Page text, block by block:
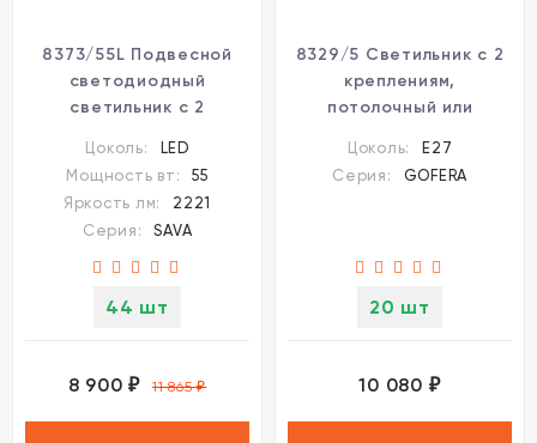
8373/55L Подвесной
светодиодный
светильник с 2
кольцами 55Вт 2221Лм
3000;4000;6000К 220V
Lumion SAVA
Цоколь:
LED
Мощность вт:
55
Яркость лм:
2221
Серия:
SAVA
44 шт
8 900₽ 11 865₽
8329/5 Светильник с 2
креплениям,
потолочный или
плафон 50см
кирпичного цвета E27
Цоколь:
E27
Серия:
GOFERA
20 шт
10 080 ₽